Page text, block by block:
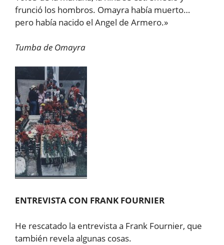
frunció los hombros. Omayra había muerto…
pero había nacido el Angel de Armero.»
Tumba de Omayra
ENTREVISTA CON FRANK FOURNIER
He rescatado la entrevista a Frank Fournier, que
también revela algunas cosas.